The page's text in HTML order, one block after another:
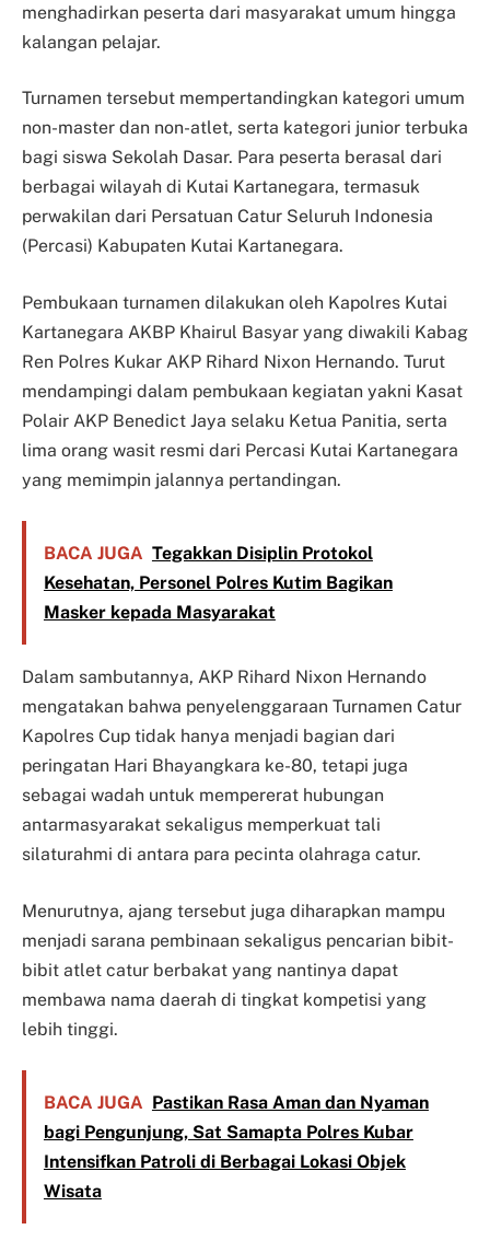
menghadirkan peserta dari masyarakat umum hingga
kalangan pelajar.
Turnamen tersebut mempertandingkan kategori umum
non-master dan non-atlet, serta kategori junior terbuka
bagi siswa Sekolah Dasar. Para peserta berasal dari
berbagai wilayah di Kutai Kartanegara, termasuk
perwakilan dari Persatuan Catur Seluruh Indonesia
(Percasi) Kabupaten Kutai Kartanegara.
Pembukaan turnamen dilakukan oleh Kapolres Kutai
Kartanegara AKBP Khairul Basyar yang diwakili Kabag
Ren Polres Kukar AKP Rihard Nixon Hernando. Turut
mendampingi dalam pembukaan kegiatan yakni Kasat
Polair AKP Benedict Jaya selaku Ketua Panitia, serta
lima orang wasit resmi dari Percasi Kutai Kartanegara
yang memimpin jalannya pertandingan.
BACA JUGA Tegakkan Disiplin Protokol
Kesehatan, Personel Polres Kutim Bagikan
Masker kepada Masyarakat
Dalam sambutannya, AKP Rihard Nixon Hernando
mengatakan bahwa penyelenggaraan Turnamen Catur
Kapolres Cup tidak hanya menjadi bagian dari
peringatan Hari Bhayangkara ke-80, tetapi juga
sebagai wadah untuk mempererat hubungan
antarmasyarakat sekaligus memperkuat tali
silaturahmi di antara para pecinta olahraga catur.
Menurutnya, ajang tersebut juga diharapkan mampu
menjadi sarana pembinaan sekaligus pencarian bibit-
bibit atlet catur berbakat yang nantinya dapat
membawa nama daerah di tingkat kompetisi yang
lebih tinggi.
BACA JUGA Pastikan Rasa Aman dan Nyaman
bagi Pengunjung, Sat Samapta Polres Kubar
Intensifkan Patroli di Berbagai Lokasi Objek
Wisata